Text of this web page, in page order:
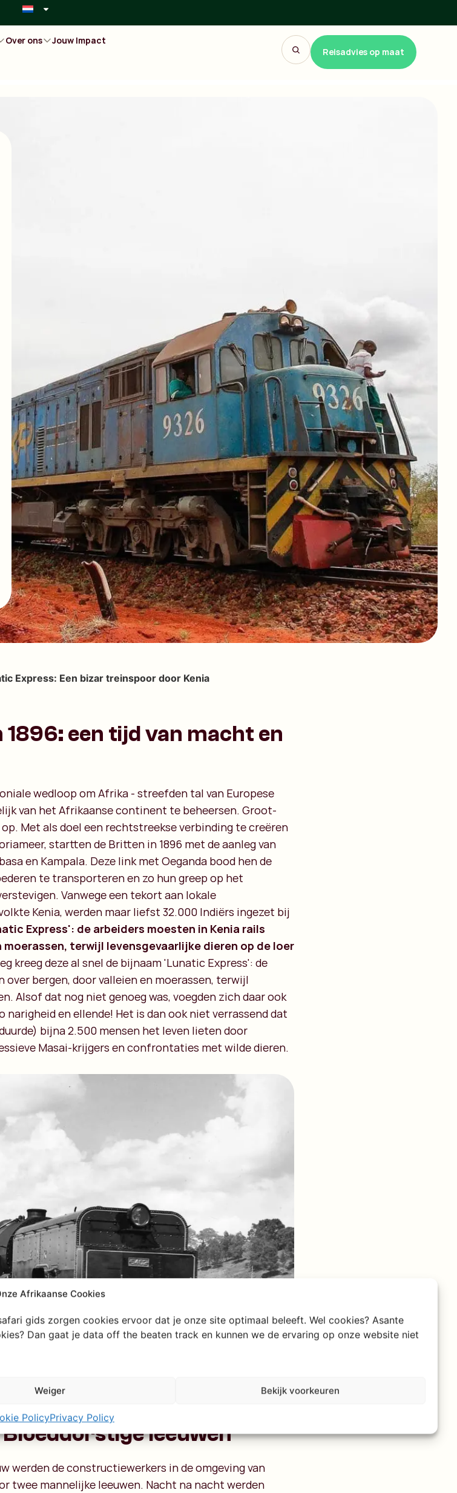
Afrikaanse Cookies
gids zorgen cookies ervoor dat je onze site optimaal beleeft. Wel cookies? Asante
Dan gaat je data off the beaten track en kunnen we de ervaring op onze website niet
Weiger Bekijk voorkeuren
PolicyPrivacy Policy
Over ons
Jouw Impact
Reisadvies op maat
Express: Een bizar treinspoor door Kenia
een tijd van macht en
wedloop om Afrika - streefden tal van Europese
van het Afrikaanse continent te beheersen. Groot-
Met als doel een rechtstreekse verbinding te creëren
startten de Britten in 1896 met de aanleg van
en Kampala. Deze link met Oeganda bood hen de
te transporteren en zo hun greep op het
Vanwege een tekort aan lokale
Kenia, werden maar liefst 32.000 Indiërs ingezet bij
Express': de arbeiders moesten in Kenia rails
terwijl levensgevaarlijke dieren op de loer
kreeg deze al snel de bijnaam 'Lunatic Express': de
over bergen, door valleien en moerassen, terwijl
Alsof dat nog niet genoeg was, voegden zich daar ook
en ellende! Het is dan ook niet verrassend dat
bijna 2.500 mensen het leven lieten door
Masai-krijgers en confrontaties met wilde dieren.
leeuwen
werden de constructiewerkers in de omgeving van
twee mannelijke leeuwen. Nacht na nacht werden